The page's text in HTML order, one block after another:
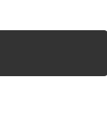
114 x 78 cm